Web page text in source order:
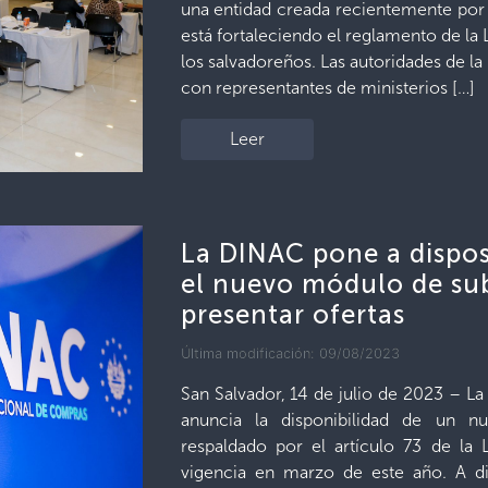
una entidad creada recientemente
está fortaleciendo el reglamento de la
los salvadoreños. Las autoridades de
con representantes de ministerios […]
Leer
La DINAC pone a
el nuevo módulo de
presentar ofertas
Última modificación: 09/08/2023
San Salvador, 14 de julio de 2023 –
anuncia la disponibilidad de un
respaldado por el artículo 73 de la
vigencia en marzo de este año. A